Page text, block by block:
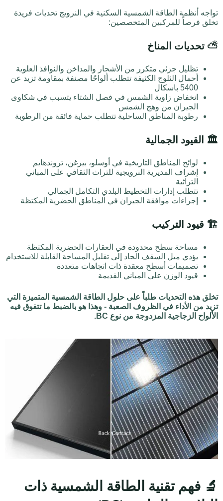
تواجه أنظمة الطاقة الشمسية السكنية في النرويج تحديات فريدة
تخلق فرصاً للمركبين المتخصصين:
⛅ تحديات المناخ
تظليل جزئي متكرر من الأشجار والمداخن والنوافذ العلوية
أحمال الثلوج الكثيفة تتطلب ألواحًا مصنفة بمقاومة تزيد عن
5400 باسكال
انخفاض زاوية الشمس في فصل الشتاء يتسبب في شكاوى
الجيران من وهج الشمس
رطوبة المناطق الساحلية تتطلب حماية فائقة من الرطوبة
🏛️ القيود الجمالية
لوائح المناطق التاريخية في أوسلو، بيرغن، تروندهايم
إشراف المديرية النرويجية للتراث الثقافي على المباني
التراثية
تتطلب إدارات التخطيط البلدي التكامل الجمالي
إجراءات موافقة الجيران في المناطق الحضرية المكتظة
🏗️ قيود التركيب
مساحة سطح محدودة في العقارات الحضرية المكتظة
يؤدي ميل السقف الحاد إلى تقليل المساحة القابلة للاستخدام
تصميمات أسطح معقدة ذات اتجاهات متعددة
قيود الوزن على المباني القديمة
تخلق هذه التحديات طلباً على حلول الطاقة الشمسية المتميزة التي
تزيد من الأداء في الظروف الصعبة - وهذا هو بالضبط ما تتفوق فيه
الألواح الزجاجية المزدوجة من نوع BC.
🔬 فهم تقنية الطاقة الشمسية ذات